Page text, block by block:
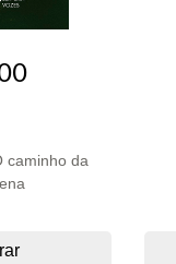
caminho da